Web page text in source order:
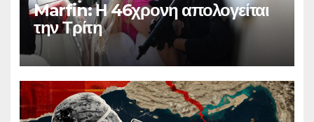
Marfin: Η 46χρονη απολογείται
την Τρίτη